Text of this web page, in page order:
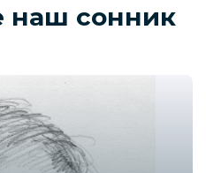
наш сонник